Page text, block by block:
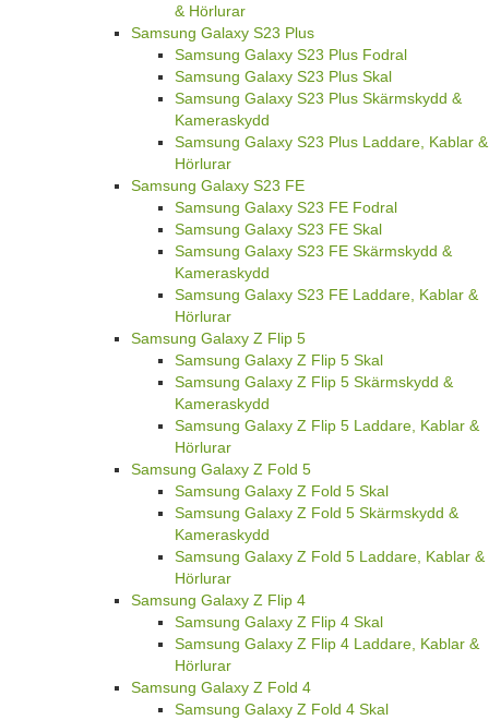
& Hörlurar
Samsung Galaxy S23 Plus
Samsung Galaxy S23 Plus Fodral
Samsung Galaxy S23 Plus Skal
Samsung Galaxy S23 Plus Skärmskydd &
Kameraskydd
Samsung Galaxy S23 Plus Laddare, Kablar &
Hörlurar
Samsung Galaxy S23 FE
Samsung Galaxy S23 FE Fodral
Samsung Galaxy S23 FE Skal
Samsung Galaxy S23 FE Skärmskydd &
Kameraskydd
Samsung Galaxy S23 FE Laddare, Kablar &
Hörlurar
Samsung Galaxy Z Flip 5
Samsung Galaxy Z Flip 5 Skal
Samsung Galaxy Z Flip 5 Skärmskydd &
Kameraskydd
Samsung Galaxy Z Flip 5 Laddare, Kablar &
Hörlurar
Samsung Galaxy Z Fold 5
Samsung Galaxy Z Fold 5 Skal
Samsung Galaxy Z Fold 5 Skärmskydd &
Kameraskydd
Samsung Galaxy Z Fold 5 Laddare, Kablar &
Hörlurar
Samsung Galaxy Z Flip 4
Samsung Galaxy Z Flip 4 Skal
Samsung Galaxy Z Flip 4 Laddare, Kablar &
Hörlurar
Samsung Galaxy Z Fold 4
Samsung Galaxy Z Fold 4 Skal